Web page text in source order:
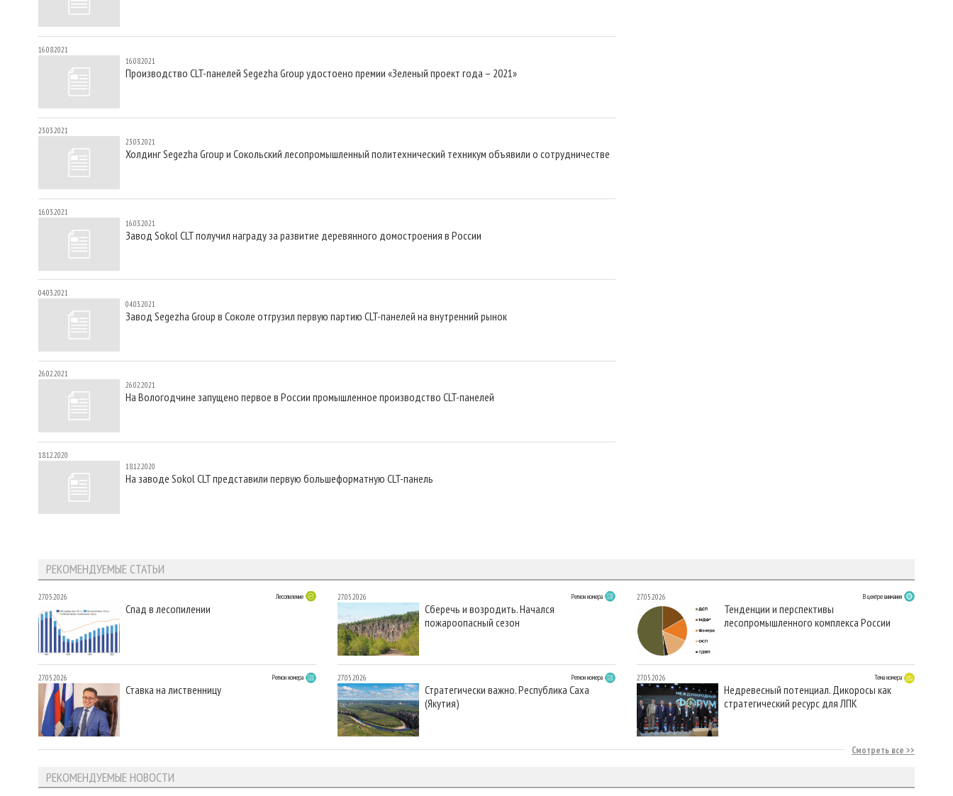
16.08.2021
16.08.2021
Производство CLT-панелей Segezha Group удостоено премии «Зеленый проект года – 2021»
23.03.2021
23.03.2021
Холдинг Segezha Group и Сокольский лесопромышленный политехнический техникум объявили о сотрудничестве
16.03.2021
16.03.2021
Завод Sokol CLT получил награду за развитие деревянного домостроения в России
04.03.2021
04.03.2021
Завод Segezha Group в Соколе отгрузил первую партию CLT-панелей на внутренний рынок
26.02.2021
26.02.2021
На Вологодчине запущено первое в России промышленное производство CLT-панелей
18.12.2020
18.12.2020
На заводе Sokol CLT представили первую большеформатную CLT-панель
РЕКОМЕНДУЕМЫЕ СТАТЬИ
27.05.2026 Лесопиление
Спад в лесопилении
27.05.2026 Регион номера
Ставка на лиственницу
27.05.2026 Регион номера
Сберечь и возродить. Начался
пожароопасный сезон
27.05.2026 Регион номера
Стратегически важно. Республика Саха
(Якутия)
27.05.2026 В центре внимания
Тенденции и перспективы
лесопромышленного комплекса России
27.05.2026 Тема номера
Недревесный потенциал. Дикоросы как
стратегический ресурс для ЛПК
Смотреть все
РЕКОМЕНДУЕМЫЕ НОВОСТИ